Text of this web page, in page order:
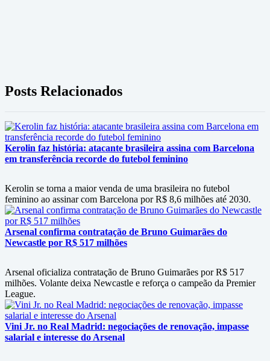
Posts Relacionados
Kerolin faz história: atacante brasileira assina com Barcelona
em transferência recorde do futebol feminino
Kerolin se torna a maior venda de uma brasileira no futebol
feminino ao assinar com Barcelona por R$ 8,6 milhões até 2030.
Arsenal confirma contratação de Bruno Guimarães do
Newcastle por R$ 517 milhões
Arsenal oficializa contratação de Bruno Guimarães por R$ 517
milhões. Volante deixa Newcastle e reforça o campeão da Premier
League.
Vini Jr. no Real Madrid: negociações de renovação, impasse
salarial e interesse do Arsenal